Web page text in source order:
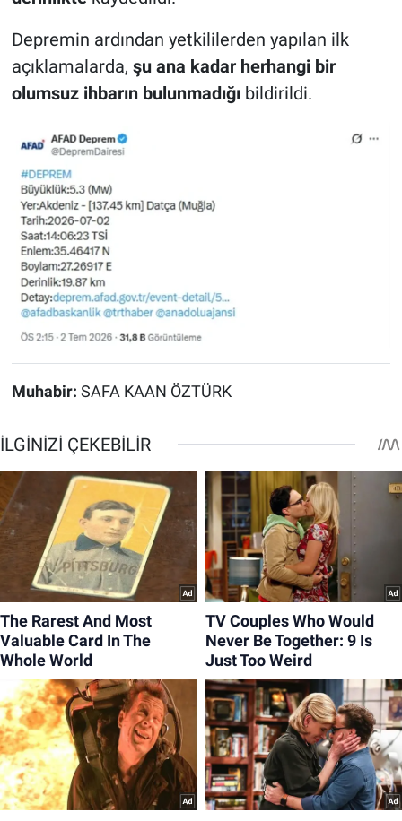
Depremin ardından yetkililerden yapılan ilk
açıklamalarda, şu ana kadar herhangi bir
olumsuz ihbarın bulunmadığıbildirildi.
Muhabir: SAFA KAAN ÖZTÜRK